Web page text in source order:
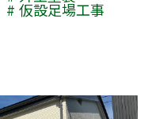
仮設足場工事